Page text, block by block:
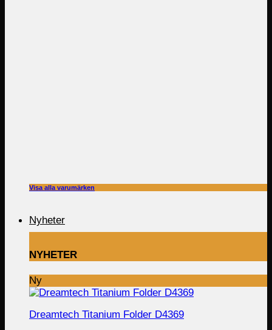
Visa alla varumärken
Nyheter
NYHETER
Ny
Dreamtech Titanium Folder D4369